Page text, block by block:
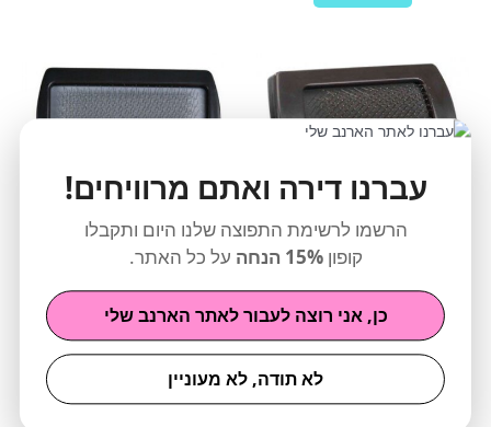
עברנו דירה ואתם מרוויחים!
הרשמו לרשימת התפוצה שלנו היום ותקבלו
קופון15% הנחה על כל האתר.
כן, אני רוצה לעבור לאתר הארנב שלי
לא תודה, לא מעוניין
מברשת קוצים רכה+ידית גומי